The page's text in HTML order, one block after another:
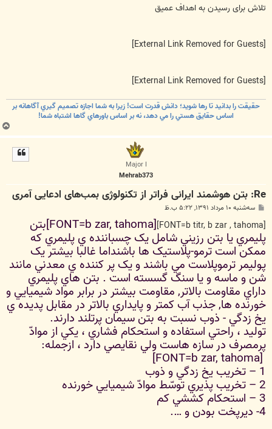
ت
تلاش برای رسیدن به اهداف عمیق
حقيقت را بدانيد تا رها شويد؛ دانش قدرت است! زيرا به شما اجازه تصميم گيري آگاهانه بر
اساس حقايق هستي را مي دهد، نه بر اساس باورهاي گاها اشتباه شما!
ب
ا
Major I
Mehrab373
Re: بتن‌ هوشمند ایرانی فراتر از تکنولوژی بمب‌های ادعایی آمری
پ
ت
سه‌شنبه ۱۰ مرداد ۱۳۹۱, ۵:۲۲ ب.ظ
[FONT=b zar, tahoma]بتن
پليمري يا بتن رزيني شامل يک چسباننده ي پليمري که
ممکن است ترمو-پلاستيک ها باشنداما غالبا بيشتر يک
پوليمر ترموپلاست مي باشند و يک پر کننده ي معدني مانند
شن و ماسه و يا سنگ گسسته است . بتن هاي پليمري
داراي مقاومت بالاتر, مقاومت بيشتر در برابر مواد شيميايي و
خورنده ها, جذب آب کمتر و پايداري بالاتر در مقابل پديده ي
يخ زدگي - ذوب نسبت به بتن سيمان پرتلند دارند.
توليد ، راحتي استفاده و استحكام فشاري ، يكي از موادّ
پرمصرف در سازه هاست ولي نقايصي دارد ، ازجمله:
[FONT=b zar, tahoma]
1 – تخريب يخ زدگي و ذوب
2 – تخريب پذيري توسّط موادّ شيميايي خورنده
3 – استحكام كششي كم
4- ديرپخت بودن و ….